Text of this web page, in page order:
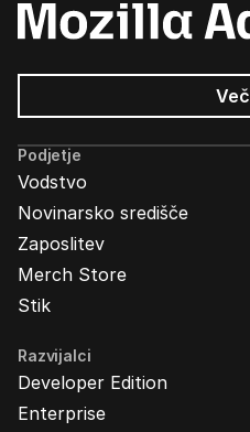
Več
Podjetje
Vodstvo
Novinarsko središče
Zaposlitev
Merch Store
Stik
Razvijalci
Developer Edition
Enterprise